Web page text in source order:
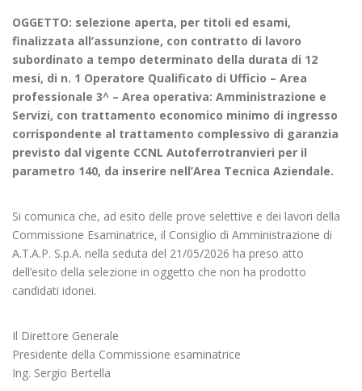
OGGETTO: selezione aperta, per titoli ed esami,
finalizzata all’assunzione, con contratto di lavoro
subordinato a tempo determinato della durata di 12
mesi, di n. 1 Operatore Qualificato di Ufficio – Area
professionale 3^ – Area operativa: Amministrazione e
Servizi, con trattamento economico minimo di ingresso
corrispondente al trattamento complessivo di garanzia
previsto dal vigente CCNL Autoferrotranvieri per il
parametro 140, da inserire nell’Area Tecnica Aziendale.
Si comunica che, ad esito delle prove selettive e dei lavori della
Commissione Esaminatrice, il Consiglio di Amministrazione di
A.T.A.P. S.p.A. nella seduta del 21/05/2026 ha preso atto
dell’esito della selezione in oggetto che non ha prodotto
candidati idonei.
Il Direttore Generale
Presidente della Commissione esaminatrice
Ing. Sergio Bertella